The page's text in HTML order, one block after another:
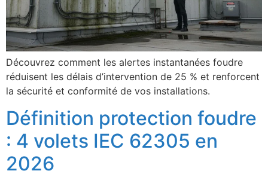
Découvrez comment les alertes instantanées foudre
réduisent les délais d’intervention de 25 % et renforcent
la sécurité et conformité de vos installations.
Définition protection foudre
: 4 volets IEC 62305 en
2026